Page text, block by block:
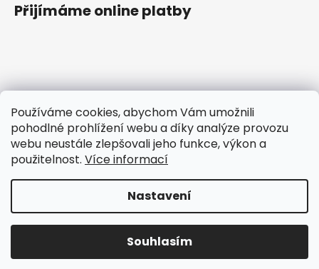
Používáme cookies, abychom Vám umožnili
pohodlné prohlížení webu a díky analýze provozu
webu neustále zlepšovali jeho funkce, výkon a
použitelnost. Více informací
Nastavení
Souhlasím
Přijímáme online platby
tomas@ttcokolada.cz
+420 732675920
Čokoládové nářadí
ttcoko
Vytvořil Shoptet
TTcokolada. Všechna práva vyhrazena.